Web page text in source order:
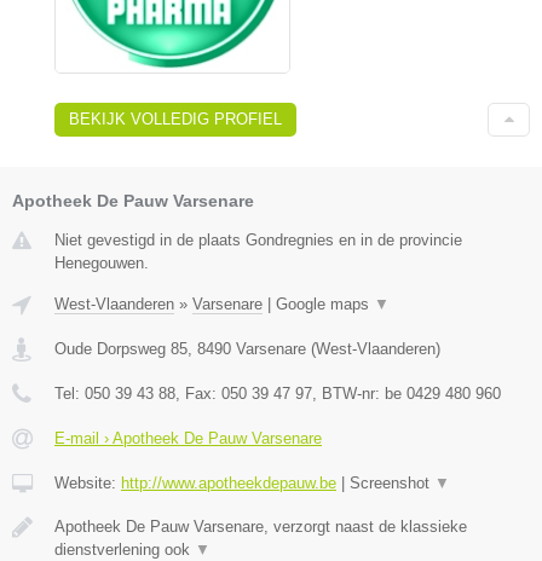
BEKIJK VOLLEDIG PROFIEL
Apotheek De Pauw Varsenare
Niet gevestigd in de plaats Gondregnies en in de provincie
Henegouwen.
West-Vlaanderen » Varsenare Google maps ▼
Oude Dorpsweg 85 8490 Varsenare (West-Vlaanderen)
Tel: 050 39 43 88 , Fax: 050 39 47 97 , BTW-nr: be 0429 480 960
E-mail › Apotheek De Pauw Varsenare
Website: http://www.apotheekdepauw.be Screenshot ▼
Apotheek De Pauw Varsenare, verzorgt naast de klassieke
dienstverlening ook ▼